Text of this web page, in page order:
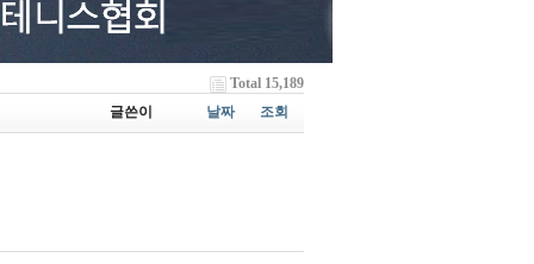
Total 15,189
글쓴이 날짜 조회